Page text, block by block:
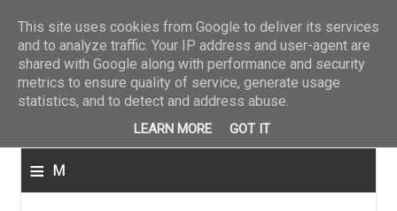
≡ M
This site uses cookies from Google to deliver its services
and to analyze traffic. Your IP address and user-agent are
shared with Google along with performance and security
metrics to ensure quality of service, generate usage
statistics, and to detect and address abuse.
LEARN MORE GOT IT